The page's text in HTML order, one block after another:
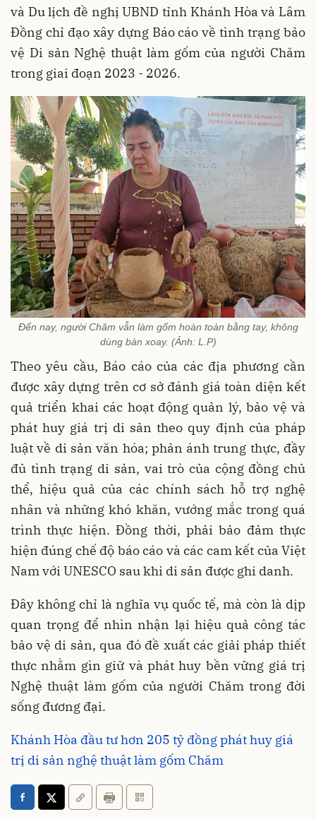
và Du lịch đề nghị UBND tỉnh Khánh Hòa và Lâm
Đồng chỉ đạo xây dựng Báo cáo về tình trạng bảo
vệ Di sản Nghệ thuật làm gốm của người Chăm
trong giai đoạn 2023 - 2026.
Đến nay, người Chăm vẫn làm gốm hoàn toàn bằng tay, không
dùng bàn xoay. (Ảnh: L.P)
Theo yêu cầu, Báo cáo của các địa phương cần
được xây dựng trên cơ sở đánh giá toàn diện kết
quả triển khai các hoạt động quản lý, bảo vệ và
phát huy giá trị di sản theo quy định của pháp
luật về di sản văn hóa; phản ánh trung thực, đầy
đủ tình trạng di sản, vai trò của cộng đồng chủ
thể, hiệu quả của các chính sách hỗ trợ nghệ
nhân và những khó khăn, vướng mắc trong quá
trình thực hiện. Đồng thời, phải bảo đảm thực
hiện đúng chế độ báo cáo và các cam kết của Việt
Nam với UNESCO sau khi di sản được ghi danh.
Đây không chỉ là nghĩa vụ quốc tế, mà còn là dịp
quan trọng để nhìn nhận lại hiệu quả công tác
bảo vệ di sản, qua đó đề xuất các giải pháp thiết
thực nhằm gìn giữ và phát huy bền vững giá trị
Nghệ thuật làm gốm của người Chăm trong đời
sống đương đại.
Khánh Hòa đầu tư hơn 205 tỷ đồng phát huy giá
trị di sản nghệ thuật làm gốm Chăm